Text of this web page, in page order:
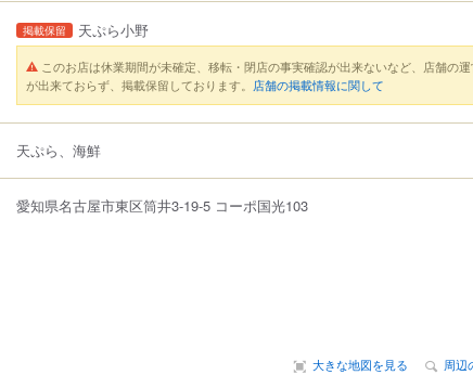
掲載保留 天ぷら小野
このお店は休業期間が未確定、移転・閉店の事実確認が出来ないなど、店舗の
が出来ておらず、掲載保留しております。 店舗の掲載情報に関して
天ぷら、海鮮
愛知県名古屋市東区筒井3-19-5 コーポ国光103
大きな地図を見る 周辺